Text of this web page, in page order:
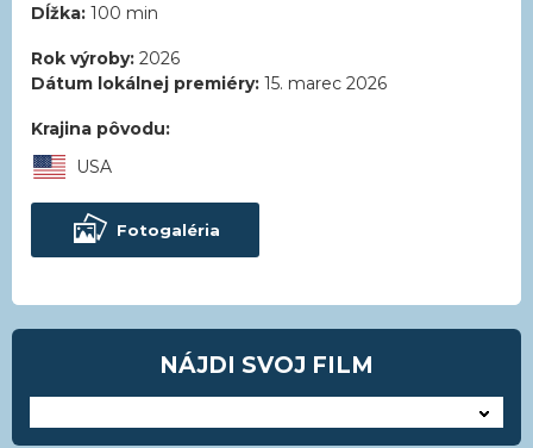
Dĺžka: 100 min
Rok výroby: 2026
Dátum lokálnej premiéry: 15. marec 2026
Krajina pôvodu:
USA
Fotogaléria
NÁJDI SVOJ FILM